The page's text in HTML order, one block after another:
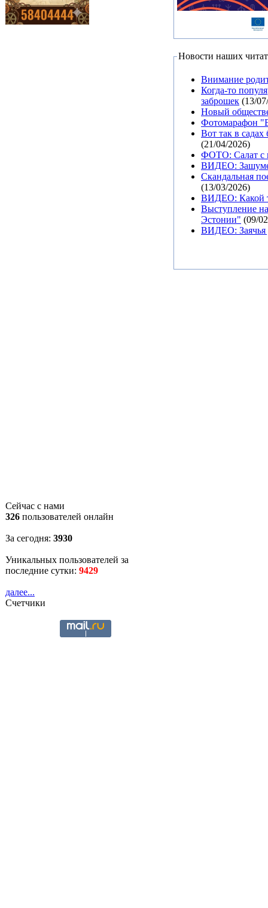
Сейчас с нами
326 пользователей онлайн
За сегодня: 3930
Уникальных пользователей за
последние сутки: 9429
далее...
Счетчики
Новости наших
Внимание
Когда-то
заброшек (13/
Новый
Фотомарафон
Вот так в
(21/04/2026)
ФОТО: Салат с
ВИДЕО:
Скандальная
(13/03/2026)
ВИДЕО: Какой
Выступление
Эстонии" (09/
ВИДЕО: Заячья